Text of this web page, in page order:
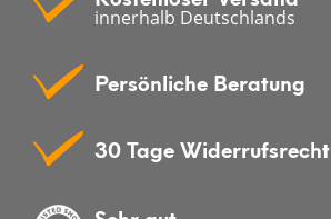
innerhalb Deutschlands
Persönliche Beratung
30 Tage Widerrufsrecht